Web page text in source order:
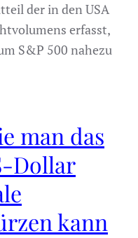
der in den USA
erfasst,
S&P 500 nahezu
man das
Dollar
kann